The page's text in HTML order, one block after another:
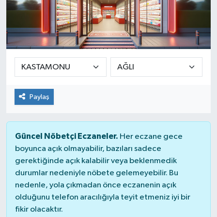
Paylaş
Güncel Nöbetçi Eczaneler. Her eczane gece
boyunca açık olmayabilir, bazıları sadece
gerektiğinde açık kalabilir veya beklenmedik
durumlar nedeniyle nöbete gelemeyebilir. Bu
nedenle, yola çıkmadan önce eczanenin açık
olduğunu telefon aracılığıyla teyit etmeniz iyi bir
fikir olacaktır.